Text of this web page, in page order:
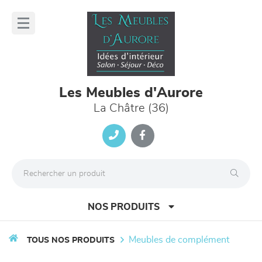
Les Meubles d'Aurore
La Châtre (36)
NOS PRODUITS
TOUS NOS PRODUITS meubles de complément